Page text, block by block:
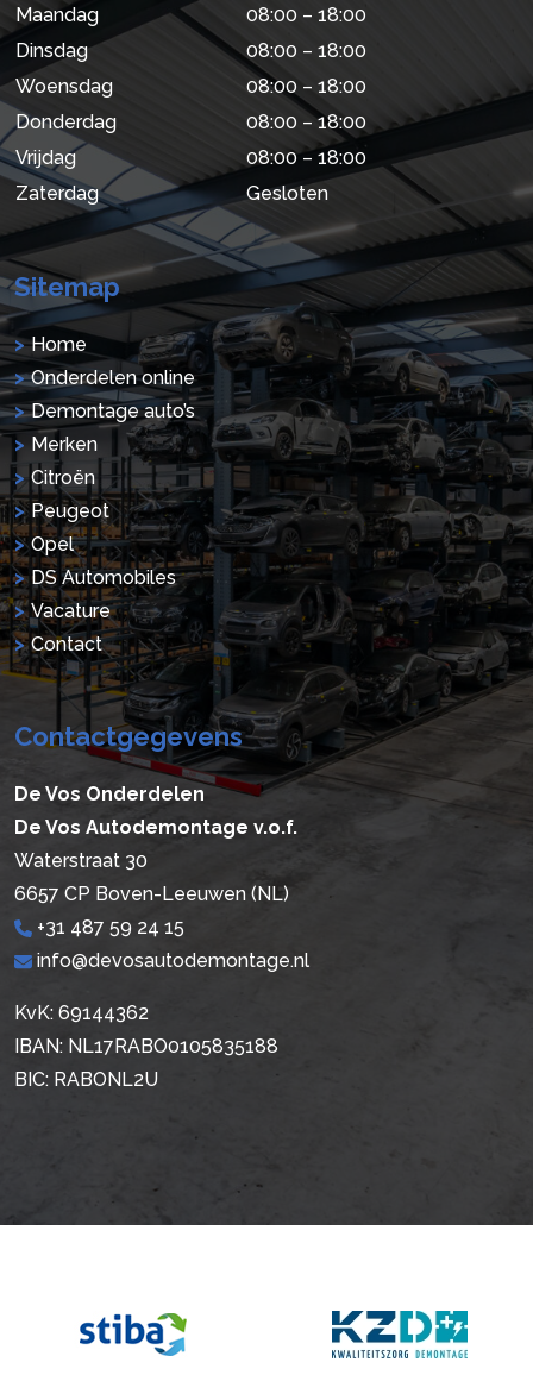
Maandag
08:00 – 18:00
Dinsdag
08:00 – 18:00
Woensdag
08:00 – 18:00
Donderdag
08:00 – 18:00
Vrijdag
08:00 – 18:00
Zaterdag
Gesloten
Sitemap
Home
Onderdelen online
Demontage auto’s
Merken
Citroën
Peugeot
Opel
DS Automobiles
Vacature
Contact
Contactgegevens
De Vos Onderdelen
De Vos Autodemontage v.o.f.
Waterstraat 30
6657 CP Boven-Leeuwen (NL)
+31 487 59 24 15
info@devosautodemontage.nl
KvK: 69144362
IBAN: NL17RABO0105835188
BIC: RABONL2U